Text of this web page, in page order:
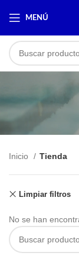
MENÚ
Inicio Tienda
Limpiar filtros
No se han